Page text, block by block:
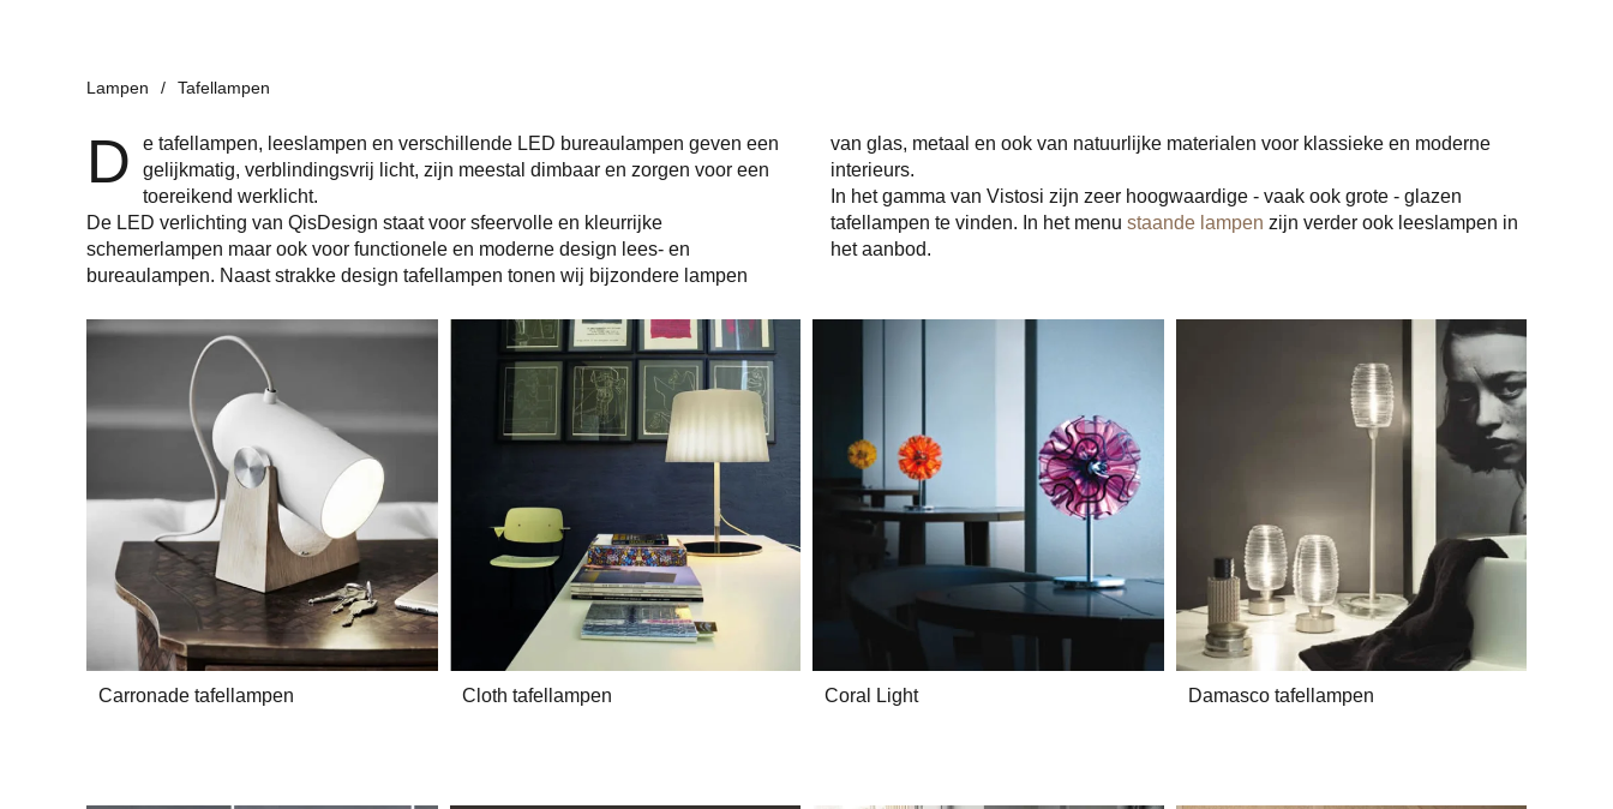
Lampen Tafellampen
D
e tafellampen, leeslampen en verschillende LED bureaulampen geven een
gelijkmatig, verblindingsvrij licht, zijn meestal dimbaar en zorgen voor een
toereikend werklicht.
De LED verlichting van QisDesign staat voor sfeervolle en kleurrijke
schemerlampen maar ook voor functionele en moderne design lees- en
bureaulampen. Naast strakke design tafellampen tonen wij bijzondere lampen
van glas, metaal en ook van natuurlijke materialen voor klassieke en moderne
interieurs.
In het gamma van Vistosi zijn zeer hoogwaardige - vaak ook grote - glazen
tafellampen te vinden. In het menu staande lampen zijn verder ook leeslampen in
het aanbod.
Carronade tafellampen Cloth tafellampen Coral Light Damasco tafellampen